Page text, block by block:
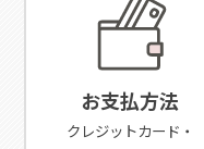
お支払方法
クレジットカード・